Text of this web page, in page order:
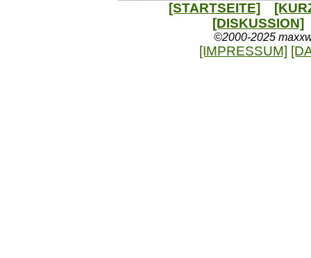
[STARTSEITE]
[DISKUSSION]
©2000-2025
[IMPRESSUM]